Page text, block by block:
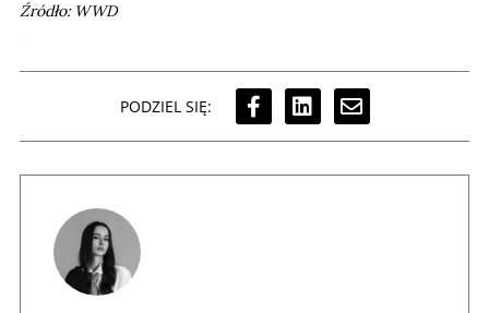
Źródło: WWD
PODZIEL SIĘ: